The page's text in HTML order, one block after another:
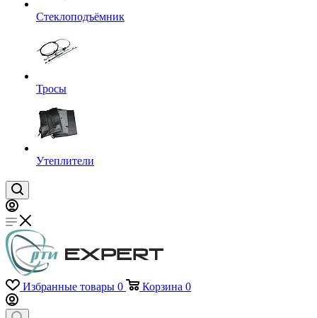
Стеклоподъёмник
Тросы
Утеплители
Избранные товары 0 Корзина 0